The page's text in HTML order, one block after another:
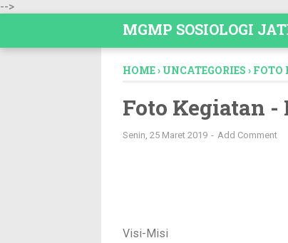
-->
MGMP SOSIOLOGI
HOME› UNCATEGORIES › FOTO
Foto Kegiatan
Senin, 25 Maret 2019 Add Comment
Visi-Misi